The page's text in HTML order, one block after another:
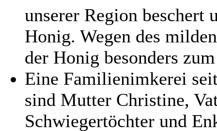
unserer Region
Honig. Wegen des
der Honig besonders
Eine Familienimkerei
sind Mutter Christine,
Schwiegertöchter und